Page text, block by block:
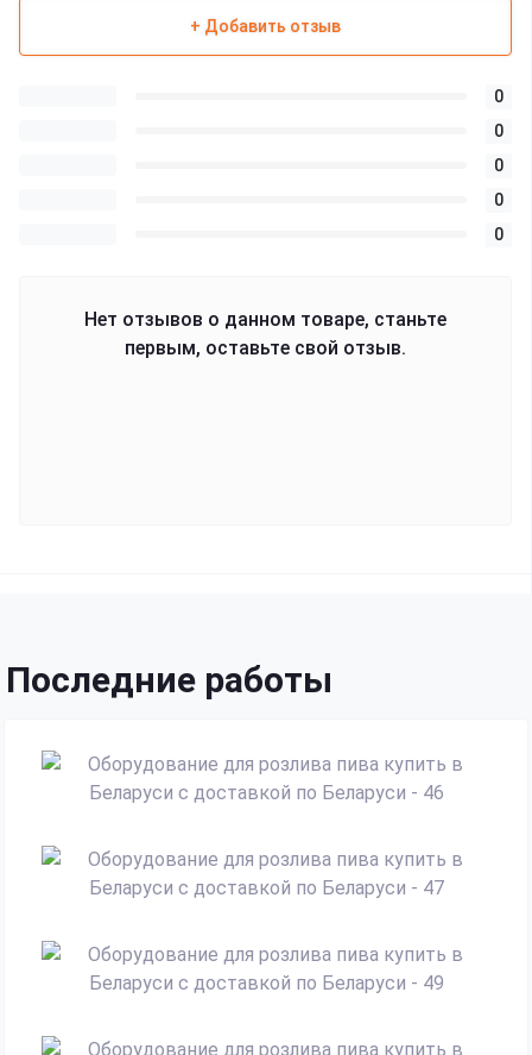
+ Добавить отзыв
0
0
0
0
0
Нет отзывов о данном товаре, станьте
первым, оставьте свой отзыв.
Последние работы